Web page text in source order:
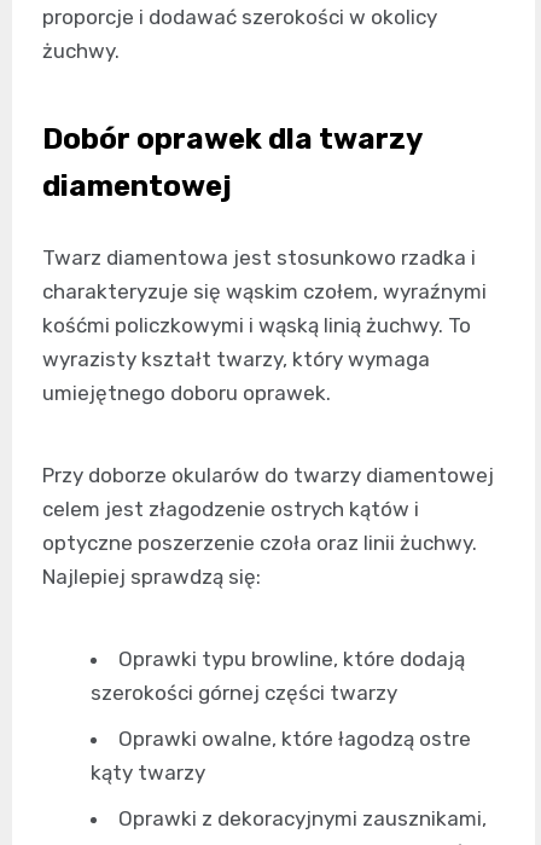
proporcje i dodawać szerokości w okolicy
żuchwy.
Dobór oprawek dla twarzy
diamentowej
Twarz diamentowa jest stosunkowo rzadka i
charakteryzuje się wąskim czołem, wyraźnymi
kośćmi policzkowymi i wąską linią żuchwy. To
wyrazisty kształt twarzy, który wymaga
umiejętnego doboru oprawek.
Przy doborze okularów do twarzy diamentowej
celem jest złagodzenie ostrych kątów i
optyczne poszerzenie czoła oraz linii żuchwy.
Najlepiej sprawdzą się:
Oprawki typu browline, które dodają
szerokości górnej części twarzy
Oprawki owalne, które łagodzą ostre
kąty twarzy
Oprawki z dekoracyjnymi zausznikami,